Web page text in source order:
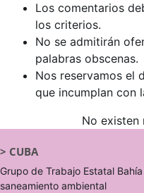
Los comentarios
los criterios.
No se admitirán
palabras obscenas.
Nos reservamos el
que incumplan con
No existen
> CUBA
Grupo de Trabajo Estatal
saneamiento ambiental